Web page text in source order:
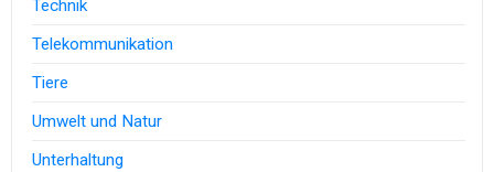
Technik
Telekommunikation
Tiere
Umwelt und Natur
Unterhaltung